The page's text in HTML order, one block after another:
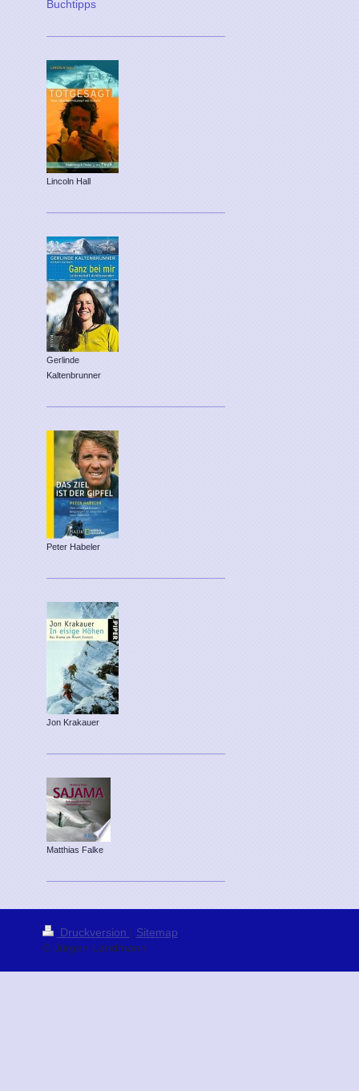
Buchtipps
Lincoln Hall
Gerlinde
Kaltenbrunner
Peter Habeler
Jon Krakauer
Matthias Falke
Druckversion | Sitemap
© Jürgen Landmann